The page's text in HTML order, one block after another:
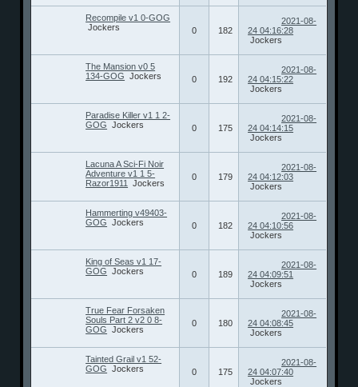
Recompile v1 0-GOG
Jockers
0 182
2021-08-
24 04:16:28
Jockers
The Mansion v0 5
134-GOG Jockers 0 192
2021-08-
24 04:15:22
Jockers
Paradise Killer v1 1 2-
GOG Jockers 0 175
2021-08-
24 04:14:15
Jockers
Lacuna A Sci-Fi Noir
Adventure v1 1 5-
Razor1911
Jockers
0 179
2021-08-
24 04:12:03
Jockers
Hammerting v49403-
GOG Jockers 0 182
2021-08-
24 04:10:56
Jockers
King of Seas v1 17-
GOG Jockers 0 189
2021-08-
24 04:09:51
Jockers
True Fear Forsaken
Souls Part 2 v2 0 8-
GOG Jockers
0 180
2021-08-
24 04:08:45
Jockers
Tainted Grail v1 52-
GOG Jockers 0 175
2021-08-
24 04:07:40
Jockers